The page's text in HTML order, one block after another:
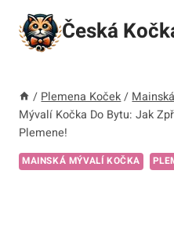
Přeskočit
obsah
Česká
/ Plemena Koček /
Mývalí Kočka Do Bytu: Jak
Plemene!
MAINSKÁ MÝVALÍ KOČKA